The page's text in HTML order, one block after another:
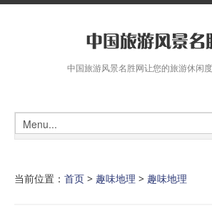
中国旅游风景名胜网让您的旅游休闲
当前位置： 首页 > 趣味地理 > 趣味地理